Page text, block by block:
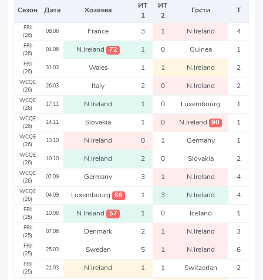
Сезон Дата Хозяева
ИТ
1
ИТ
2
Гости Т
FRII
(26)
08.06 France 3 1 N.Ireland 4
FRII
(26)
04.06 N.Ireland 72 1 0 Guinea 1
FRII
(26)
31.03 Wales 1 1 N.Ireland 2
WCQE
(26)
26.03 Italy 2 0 N.Ireland 2
WCQE
(26)
17.11 N.Ireland 1 0 Luxembourg 1
WCQE
(26)
14.11 Slovakia 1 0 N.Ireland 90 1
WCQE
(26)
13.10 N.Ireland 0 1 Germany 1
WCQE
(26)
10.10 N.Ireland 2 0 Slovakia 2
WCQE
(26)
07.09 Germany 3 1 N.Ireland 4
WCQE
(26)
04.09 Luxembourg 66 1 3 N.Ireland 4
FRII
(25)
10.06 N.Ireland 57 1 0 Iceland 1
FRII
(25)
07.06 Denmark 2 1 N.Ireland 3
FRII
(25)
25.03 Sweden 5 1 N.Ireland 6
FRII
(25)
21.03 N.Ireland 1 1 Switzerlan 2